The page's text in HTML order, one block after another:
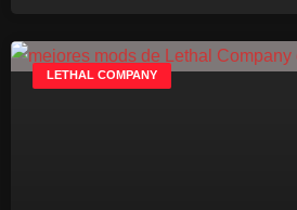
LETHAL COMPANY